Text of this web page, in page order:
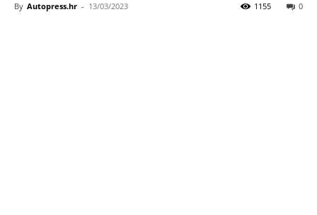
By Autopress.hr - 13/03/2023 0
1155